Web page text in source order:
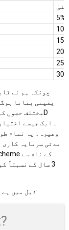
5%
10%
15%
20%
25%
30%
چونکہ ہم نے
یقینی بنانا
(مختلف حصوں
وغیرہ۔ یہ تمام
مدتی سرمایہ کاری
(پبلک پراویڈنٹ فنڈ) ذیل میں ہے: